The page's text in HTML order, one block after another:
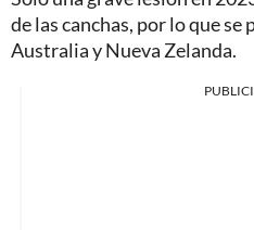
de las canchas, por lo que
Australia y Nueva Zelanda.